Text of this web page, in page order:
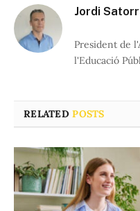
Jordi
President de
l'Educació
RELATEDPOSTS